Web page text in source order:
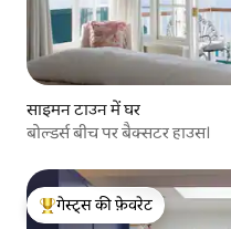
साइमन टाउन में घर
बोल्डर्स बीच पर बैक्सटर हाउस।
गेस्ट्स का टॉप फ़ेवरेट
गेस्ट्स की फ़ेवरेट